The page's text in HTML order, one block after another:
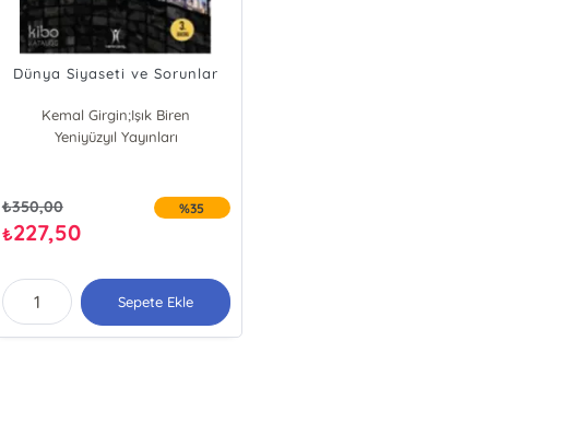
Dünya Siyaseti ve Sorunlar
Kemal Girgin;Işık Biren
Kemal Girgin
Yeniyüzyıl Yayınları
₺350,00
₺227,50
%35
Sepete Ekle